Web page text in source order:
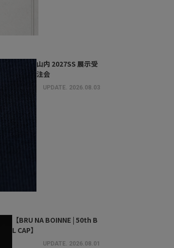
山内 2027SS 展示受
注会
UPDATE. 2026.08.03
【BRU NA BOINNE | 50th B
L CAP】
UPDATE. 2026.08.01